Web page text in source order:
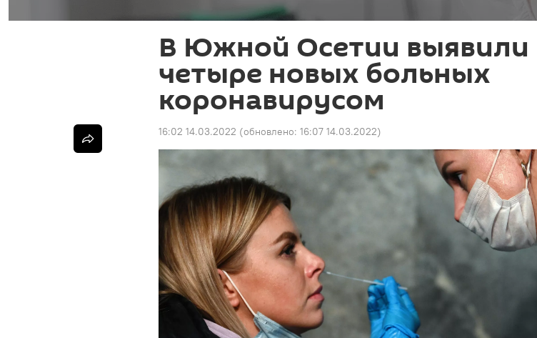
В Южной Осетии выявили
четыре новых больных
коронавирусом
16:02 14.03.2022 (обновлено: 16:07 14.03.2022)